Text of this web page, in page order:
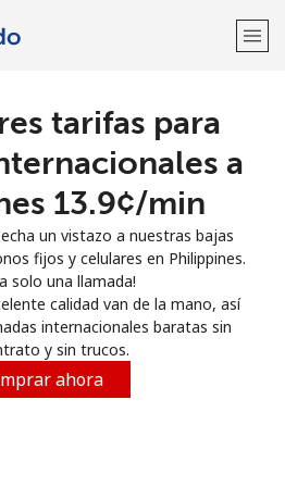
con
o
tarifas para
a
⁦13.9¢⁩/min
un vistazo a nuestras bajas
fijos y celulares en Philippines.
solo una llamada!
calidad van de la mano, así
internacionales baratas sin
y sin trucos.
ahora